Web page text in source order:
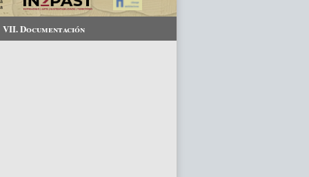
VII. Documentación